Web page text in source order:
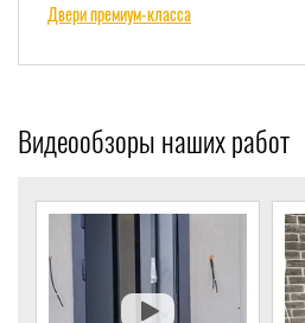
Двери премиум-класса
Видеообзоры наших работ